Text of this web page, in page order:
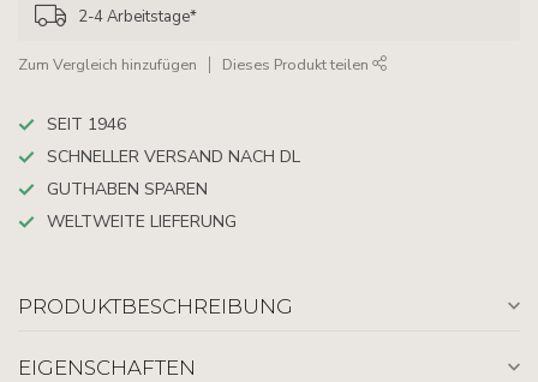
2-4 Arbeitstage*
Zum Vergleich hinzufügen Dieses Produkt teilen
SEIT 1946
SCHNELLER VERSAND NACH DL
GUTHABEN SPAREN
WELTWEITE LIEFERUNG
PRODUKTBESCHREIBUNG
EIGENSCHAFTEN